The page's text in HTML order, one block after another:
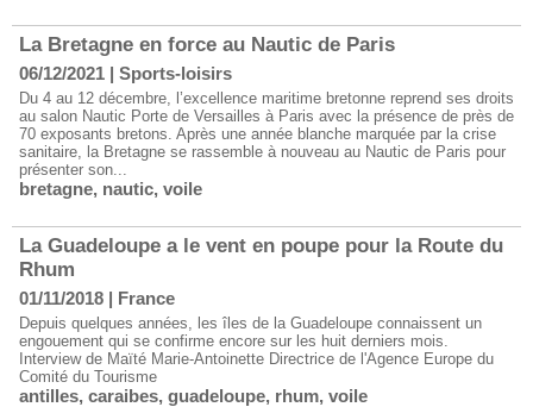
La Bretagne en force au Nautic de Paris
06/12/2021 | Sports-loisirs
Du 4 au 12 décembre, l’excellence maritime bretonne reprend ses droits
au salon Nautic Porte de Versailles à Paris avec la présence de près de
70 exposants bretons. Après une année blanche marquée par la crise
sanitaire, la Bretagne se rassemble à nouveau au Nautic de Paris pour
présenter son...
bretagne, nautic, voile
La Guadeloupe a le vent en poupe pour la Route du
Rhum
01/11/2018 | France
Depuis quelques années, les îles de la Guadeloupe connaissent un
engouement qui se confirme encore sur les huit derniers mois.
Interview de Maïté Marie-Antoinette Directrice de l'Agence Europe du
Comité du Tourisme
antilles, caraibes, guadeloupe, rhum, voile